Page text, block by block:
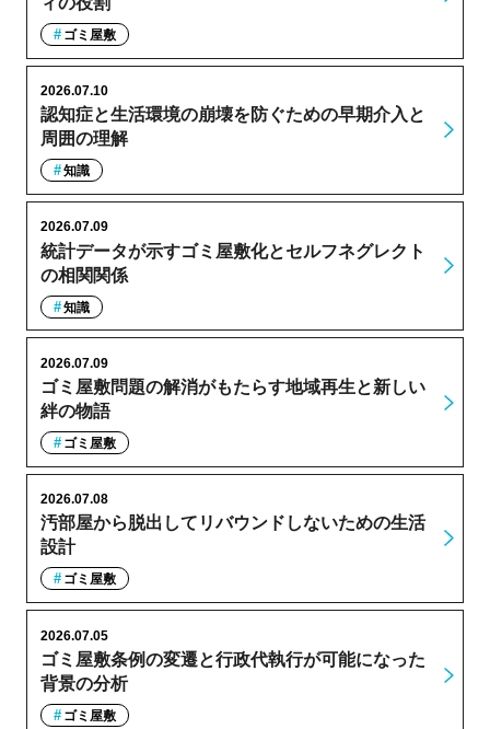
ゴミ屋敷
認知症と生活環境の崩壊を防ぐための早期介入と
周囲の理解
2026.07.10
知識
統計データが示すゴミ屋敷化とセルフネグレクト
の相関関係
2026.07.09
知識
ゴミ屋敷問題の解消がもたらす地域再生と新しい
絆の物語
2026.07.09
ゴミ屋敷
汚部屋から脱出してリバウンドしないための生活
設計
2026.07.08
ゴミ屋敷
ゴミ屋敷条例の変遷と行政代執行が可能になった
背景の分析
2026.07.05
ゴミ屋敷